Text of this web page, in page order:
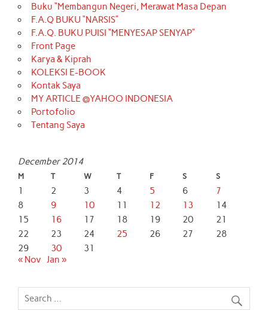
Buku “Membangun Negeri, Merawat Masa Depan
F.A.Q BUKU “NARSIS”
F.A.Q. BUKU PUISI “MENYESAP SENYAP”
Front Page
Karya & Kiprah
KOLEKSI E-BOOK
Kontak Saya
MY ARTICLE @YAHOO INDONESIA
Portofolio
Tentang Saya
December 2014
M T W T F S S
1 2 3 4 5 6
7
8
9 10 11 12 13
14
15
16 17 18 19 20
21
22
23 24 25 26 27
28
29
30
31
« Nov Jan »